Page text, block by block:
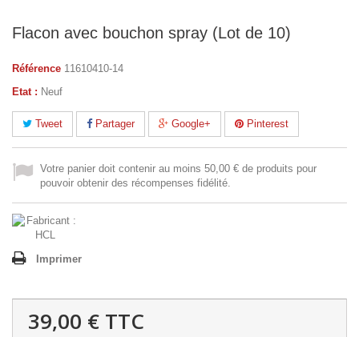
Flacon avec bouchon spray (Lot de 10)
Référence 11610410-14
Etat : Neuf
Tweet Partager Google+ Pinterest
Votre panier doit contenir au moins 50,00 € de produits pour
pouvoir obtenir des récompenses fidélité.
Imprimer
39,00 € TTC